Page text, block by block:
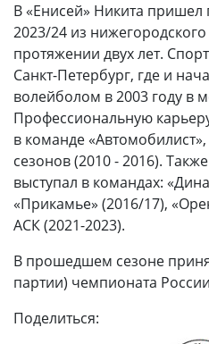
В «Енисей» Никита пришел
2023/24 из
протяжении двух лет.
Санкт-Петербург, где и
волейболом в 2003 году
Профессиональную
в команде
сезонов (2010 - 2016).
выступал в командах:
«Прикамье» (2016/17),
АСК (2021-2023).
В прошедшем сезоне
партии) чемпионата
Поделиться: